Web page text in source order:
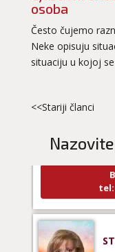
osoba
Često čujemo
Neke opisuju
situaciju u kojoj
<<Stariji članci